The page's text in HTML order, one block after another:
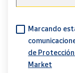
Marcando
de
Market